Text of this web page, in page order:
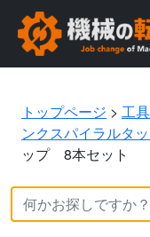
トップページ > 工
ンクスパイラルタ
ップ 8本セット